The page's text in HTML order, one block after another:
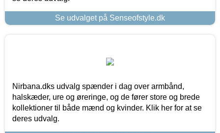
Se udvalget på Senseofstyle.dk
Nirbana.dks udvalg spænder i dag over armbånd,
halskæder, ure og øreringe, og de fører store og brede
kollektioner til både mænd og kvinder. Klik her for at se
deres udvalg.